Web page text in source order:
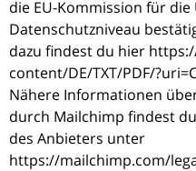
die EU-Kommission für die
Datenschutzniveau
dazu findest du hier
content/DE/TXT/PDF/
Nähere Informationen
durch Mailchimp findest
des Anbieters unter
https://mailchimp.com/